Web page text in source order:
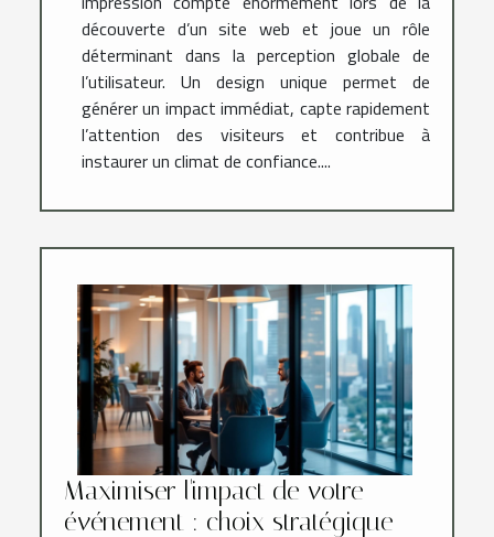
découverte d’un site web et joue un rôle
déterminant dans la perception globale de
l’utilisateur. Un design unique permet de
générer un impact immédiat, capte rapidement
l’attention des visiteurs et contribue à
instaurer un climat de confiance....
Maximiser l'impact de votre
événement : choix stratégique